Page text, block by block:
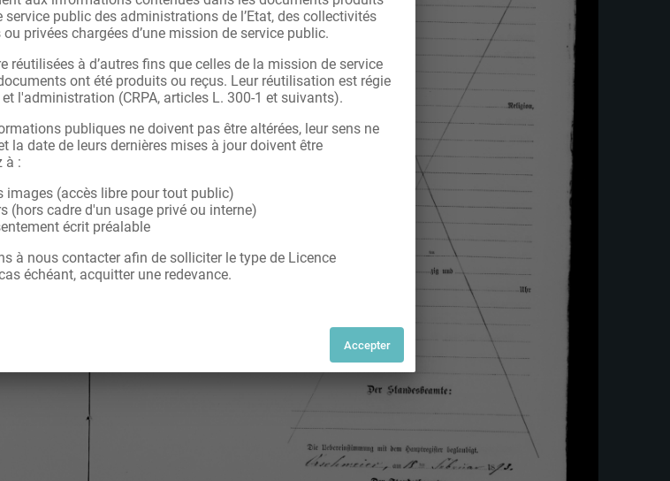
public des administrations de l’Etat, des collectivités
privées chargées d’une mission de service public.
à d’autres fins que celles de la mission de service
ont été produits ou reçus. Leur réutilisation est régie
l'administration (CRPA, articles L. 300-1 et suivants).
publiques ne doivent pas être altérées, leur sens ne
la date de leurs dernières mises à jour doivent être
à :
images (accès libre pour tout public)
(hors cadre d'un usage privé ou interne)
écrit préalable
à nous contacter afin de solliciter le type de Licence
échéant, acquitter une redevance.